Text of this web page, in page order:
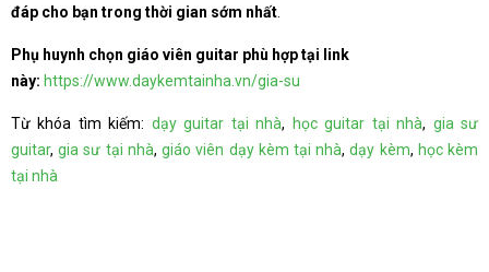
đáp cho bạn trong thời gian sớm nhất
Phụ huynh chọn giáo viên guitar phù hợp tại link
này: https://www.daykemtainha.vn/gia-su
Từ khóa tìm kiếm: dạy guitar tại nhà, học guitar tại nhà, gia sư
guitar,gia sư tại nhà,giáo viên dạy kèm tại nhà,dạy kèm, học kèm
tại nhà